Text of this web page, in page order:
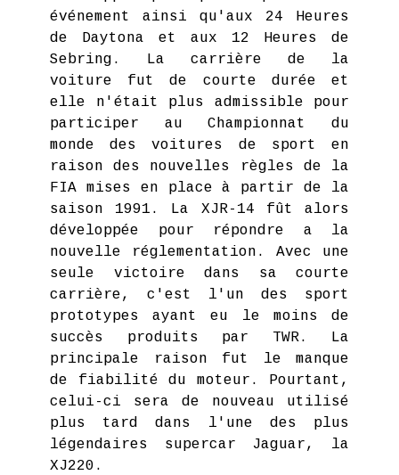
événement ainsi qu'aux 24 Heures
de Daytona et aux 12 Heures de
Sebring. La carrière de la
voiture fut de courte durée et
elle n'était plus admissible pour
participer au Championnat du
monde des voitures de sport en
raison des nouvelles règles de la
FIA mises en place à partir de la
saison 1991. La XJR-14 fût alors
développée pour répondre a la
nouvelle réglementation. Avec une
seule victoire dans sa courte
carrière, c'est l'un des sport
prototypes ayant eu le moins de
succès produits par TWR. La
principale raison fut le manque
de fiabilité du moteur. Pourtant,
celui-ci sera de nouveau utilisé
plus tard dans l'une des plus
légendaires supercar Jaguar, la
XJ220.